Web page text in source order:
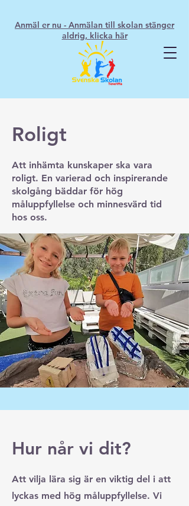
Anmäl er nu - Anmälan till skolan stänger
aldrig, klicka här
Roligt
Att inhämta kunskaper ska vara
roligt. En varierad och inspirerande
skolgång bäddar för hög
måluppfyllelse och minnesvärd tid
hos oss.
Hur når vi dit?
Att vilja lära sig är en viktig del i att
lyckas med hög måluppfyllelse. Vi